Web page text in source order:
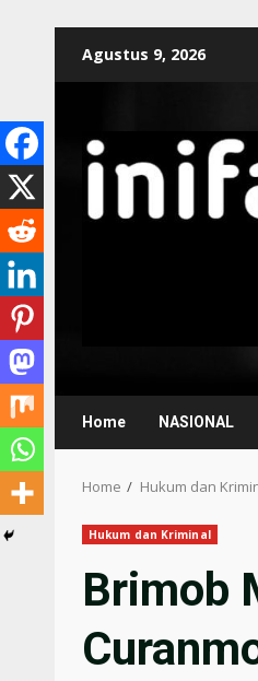
Agustus 9, 2026
Home NASIONAL
Home Hukum dan
Hukum dan Kriminal
Brimob